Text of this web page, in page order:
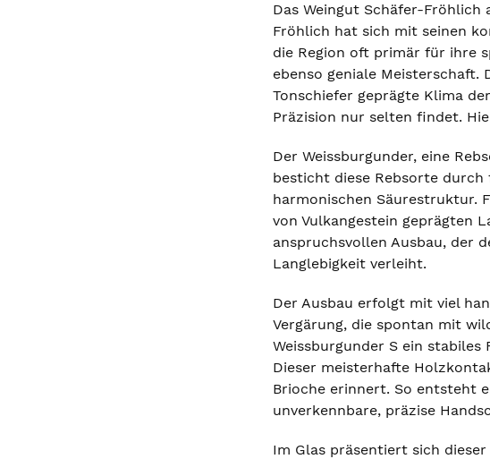
Das Weingut Schäfer-Fröhlich
Fröhlich hat sich mit seinen
die Region oft primär für ihre
ebenso geniale Meisterschaft.
Tonschiefer geprägte Klima
Präzision nur selten findet.
Der Weissburgunder, eine
besticht diese Rebsorte
harmonischen Säurestruktur.
von Vulkangestein geprägten
anspruchsvollen Ausbau, der
Langlebigkeit verleiht.
Der Ausbau erfolgt mit viel
Vergärung, die spontan mit
Weissburgunder S ein
Dieser meisterhafte
Brioche erinnert. So entsteht
unverkennbare, präzise
Im Glas präsentiert sich